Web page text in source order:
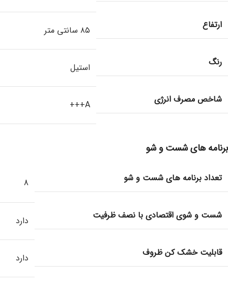
ارتفاع ۸۵ سانتی متر
رنگ استیل
شاخص مصرف انرژی A+++
برنامه های شست و شو
تعداد برنامه های شست و شو 8
شست و شوی اقتصادی با نصف ظرفیت دارد
قابلیت خشک کن ظروف دارد